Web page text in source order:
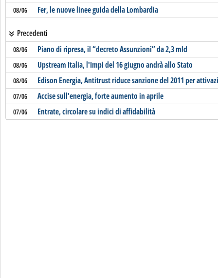
08/06 Fer, le nuove linee guida della Lombardia
Precedenti
08/06 Piano di ripresa, il “decreto Assunzioni” da 2,3 mld
08/06 Upstream Italia, l'Impi del 16 giugno andrà allo Stato
08/06 Edison Energia, Antitrust riduce sanzione del 2011 per
07/06 Accise sull'energia, forte aumento in aprile
07/06 Entrate, circolare su indici di affidabilità